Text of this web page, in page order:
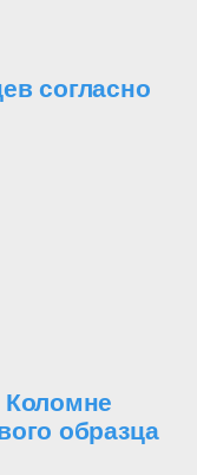
согласно
Коломне
образца